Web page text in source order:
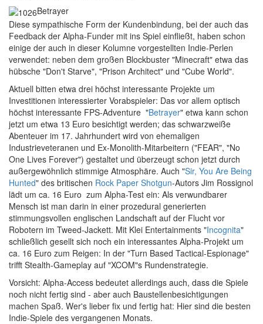
Betrayer
Diese sympathische Form der Kundenbindung, bei der auch das
Feedback der Alpha-Funder mit ins Spiel einfließt, haben schon
einige der auch in dieser Kolumne vorgestellten Indie-Perlen
verwendet: neben dem großen Blockbuster "Minecraft" etwa das
hübsche "Don't Starve", "Prison Architect" und "Cube World".
Aktuell bitten etwa drei höchst interessante Projekte um
Investitionen interessierter Vorabspieler: Das vor allem optisch
höchst interessante FPS-Adventure "Betrayer" etwa kann schon
jetzt um etwa 13 Euro besichtigt werden; das schwarzweiße
Abenteuer im 17. Jahrhundert wird von ehemaligen
Industrieveteranen und Ex-Monolith-Mitarbeitern ("FEAR", "No
One Lives Forever") gestaltet und überzeugt schon jetzt durch
außergewöhnlich stimmige Atmosphäre. Auch "Sir, You Are Being
Hunted" des britischen Rock Paper Shotgun-Autors Jim Rossignol
lädt um ca. 16 Euro zum Alpha-Test ein: Als verwundbarer
Mensch ist man darin in einer prozedural generierten
stimmungsvollen englischen Landschaft auf der Flucht vor
Robotern im Tweed-Jackett. Mit Klei Entertainments "Incognita"
schließlich gesellt sich noch ein interessantes Alpha-Projekt um
ca. 16 Euro zum Reigen: In der "Turn Based Tactical-Espionage"
trifft Stealth-Gameplay auf "XCOM"s Rundenstrategie.
Vorsicht: Alpha-Access bedeutet allerdings auch, dass die Spiele
noch nicht fertig sind - aber auch Baustellenbesichtigungen
machen Spaß. Wer's lieber fix und fertig hat: Hier sind die besten
Indie-Spiele des vergangenen Monats.